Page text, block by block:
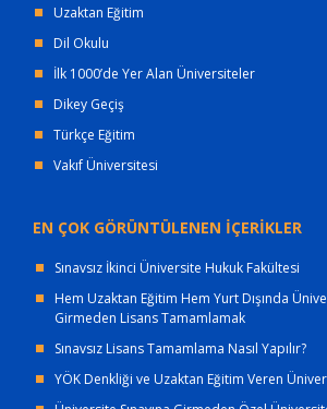
Uzaktan Eğitim
Dil Okulu
İlk 1000’de Yer Alan Üniversiteler
Dikey Geçiş
Türkçe Eğitim
Vakıf Üniversitesi
EN ÇOK GÖRÜNTÜLENEN İÇERİKLER
Sınavsız İkinci Üniversite Hukuk Fakültesi
Hem Uzaktan Eğitim Hem Yurt Dışında
Girmeden Lisans Tamamlamak
Sınavsız Lisans Tamamlama Nasıl Yapılır?
YÖK Denkliği ve Uzaktan Eğitim Veren